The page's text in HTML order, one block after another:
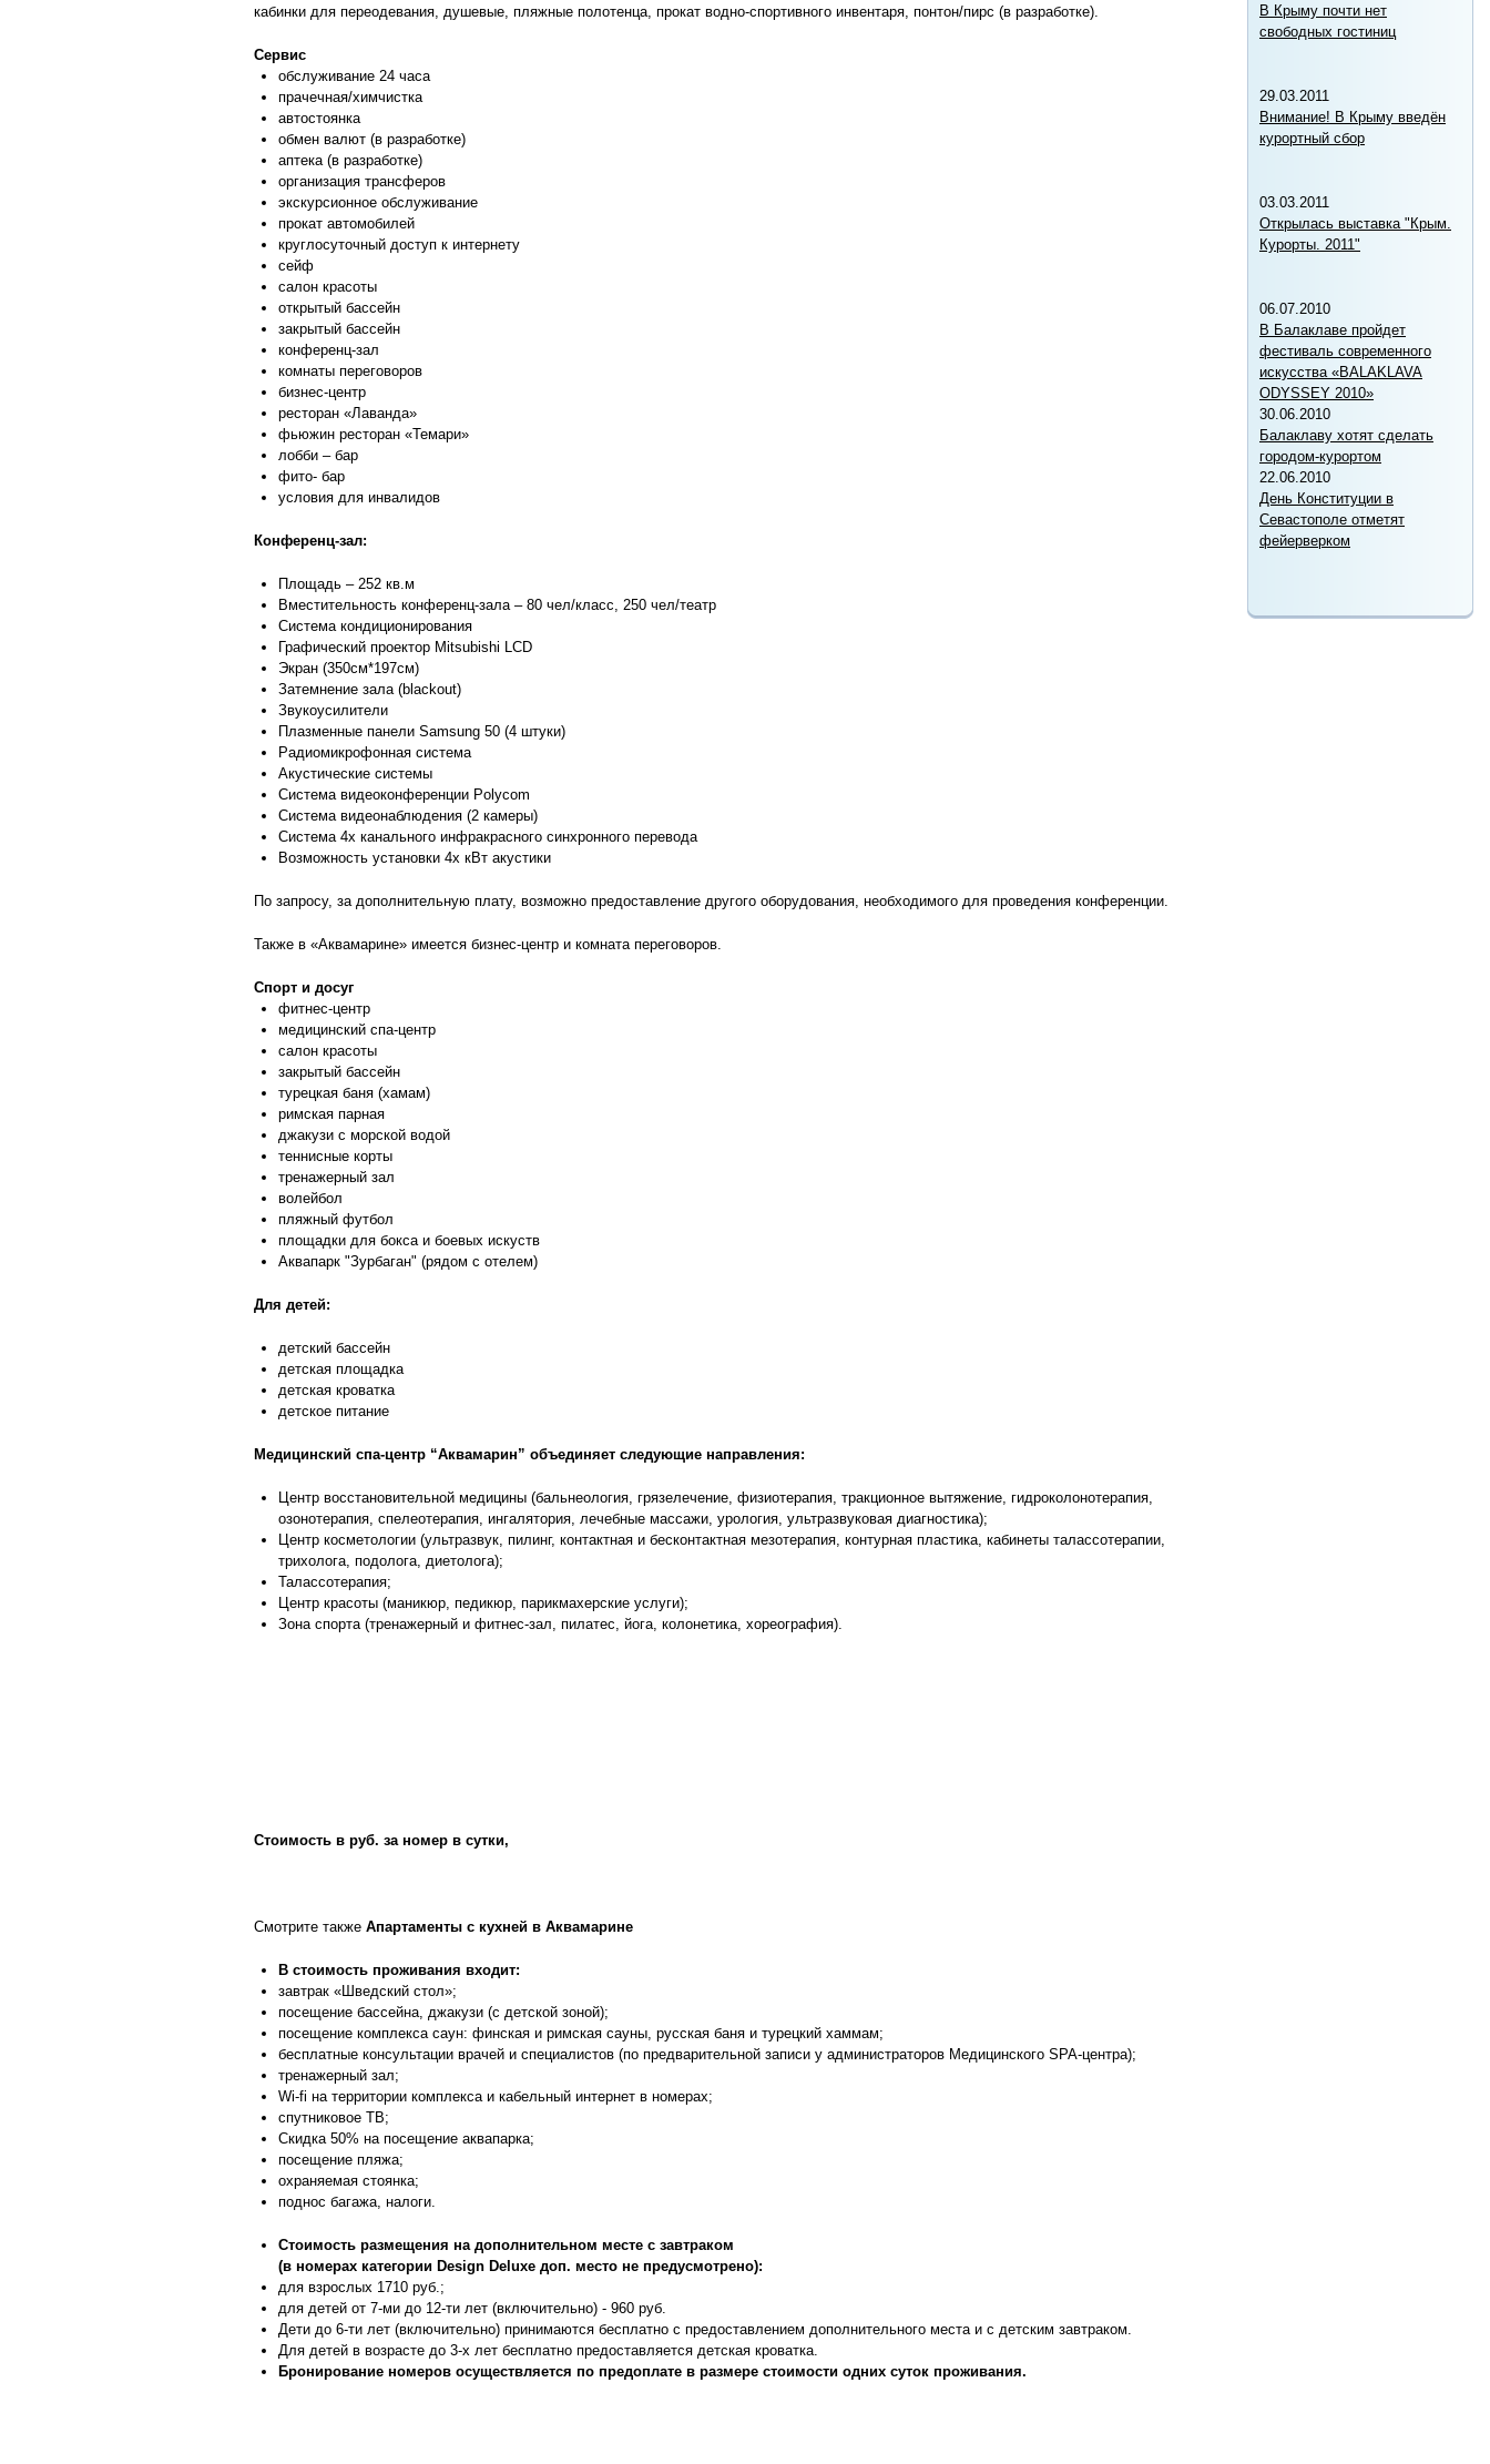
кабинки для переодевания, душевые, пляжные полотенца, прокат водно-спортивного инвентаря, понтон/пирс (в разработке).
Сервис
обслуживание 24 часа
прачечная/химчистка
автостоянка
обмен валют (в разработке)
аптека (в разработке)
организация трансферов
экскурсионное обслуживание
прокат автомобилей
круглосуточный доступ к интернету
сейф
салон красоты
открытый бассейн
закрытый бассейн
конференц-зал
комнаты переговоров
бизнес-центр
ресторан «Лаванда»
фьюжин ресторан «Темари»
лобби – бар
фито- бар
условия для инвалидов
Конференц-зал:
Площадь – 252 кв.м
Вместительность конференц-зала – 80 чел/класс, 250 чел/театр
Система кондиционирования
Графический проектор Mitsubishi LCD
Экран (350см*197см)
Затемнение зала (blackout)
Звукоусилители
Плазменные панели Samsung 50 (4 штуки)
Радиомикрофонная система
Акустические системы
Система видеоконференции Polycom
Система видеонаблюдения (2 камеры)
Система 4х канального инфракрасного синхронного перевода
Возможность установки 4х кВт акустики
По запросу, за дополнительную плату, возможно предоставление другого оборудования, необходимого для проведения конференции.
Также в «Аквамарине» имеется бизнес-центр и комната переговоров.
Спорт и досуг
фитнес-центр
медицинский спа-центр
салон красоты
закрытый бассейн
турецкая баня (хамам)
римская парная
джакузи с морской водой
теннисные корты
тренажерный зал
волейбол
пляжный футбол
площадки для бокса и боевых искуств
Аквапарк "Зурбаган" (рядом с отелем)
Для детей:
детский бассейн
детская площадка
детская кроватка
детское питание
Медицинский спа-центр “Аквамарин” объединяет следующие направления:
Центр восстановительной медицины (бальнеология, грязелечение, физиотерапия, тракционное вытяжение, гидроколонотерапия,
озонотерапия, спелеотерапия, ингалятория, лечебные массажи, урология, ультразвуковая диагностика);
Центр косметологии (ультразвук, пилинг, контактная и бесконтактная мезотерапия, контурная пластика, кабинеты талассотерапии,
трихолога, подолога, диетолога);
Талассотерапия;
Центр красоты (маникюр, педикюр, парикмахерские услуги);
Зона спорта (тренажерный и фитнес-зал, пилатес, йога, колонетика, хореография).
Стоимость в руб. за номер в сутки,
Смотрите также Апартаменты с кухней в Аквамарине
В стоимость проживания входит:
завтрак «Шведский стол»;
посещение бассейна, джакузи (с детской зоной);
посещение комплекса саун: финская и римская сауны, русская баня и турецкий хаммам;
бесплатные консультации врачей и специалистов (по предварительной записи у администраторов Медицинского SPA-центра);
тренажерный зал;
Wi-fi на территории комплекса и кабельный интернет в номерах;
спутниковое ТВ;
Скидка 50% на посещение аквапарка;
посещение пляжа;
охраняемая стоянка;
поднос багажа, налоги.
Стоимость размещения на дополнительном месте с завтраком
(в номерах категории Design Deluxe доп. место не предусмотрено):
для взрослых 1710 руб.;
для детей от 7-ми до 12-ти лет (включительно) - 960 руб.
Дети до 6-ти лет (включительно) принимаются бесплатно с предоставлением дополнительного места и с детским завтраком.
Для детей в возрасте до 3-х лет бесплатно предоставляется детская кроватка.
Бронирование номеров осуществляется по предоплате в размере стоимости одних суток проживания.
В Крыму почти нет
свободных гостиниц
29.03.2011
Внимание! В Крыму введён
курортный сбор
03.03.2011
Открылась выставка "Крым.
Курорты. 2011"
06.07.2010
В Балаклаве пройдет
фестиваль современного
искусства «BALAKLAVA
ODYSSEY 2010»
30.06.2010
Балаклаву хотят сделать
городом-курортом
22.06.2010
День Конституции в
Севастополе отметят
фейерверком